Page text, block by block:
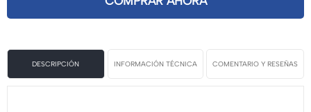
DESCRIPCIÓN INFORMACIÓN TÉCNICA COMENTARIO Y RESEÑAS